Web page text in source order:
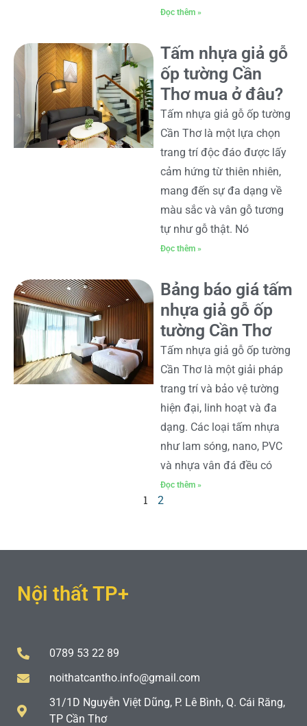
Đọc thêm »
Tấm nhựa giả gỗ
ốp tường Cần
Thơ mua ở đâu?
Tấm nhựa giả gỗ ốp tường
Cần Thơ là một lựa chọn
trang trí độc đáo được lấy
cảm hứng từ thiên nhiên,
mang đến sự đa dạng về
màu sắc và vân gỗ tương
tự như gỗ thật. Nó
Đọc thêm »
Bảng báo giá tấm
nhựa giả gỗ ốp
tường Cần Thơ
Tấm nhựa giả gỗ ốp tường
Cần Thơ là một giải pháp
trang trí và bảo vệ tường
hiện đại, linh hoạt và đa
dạng. Các loại tấm nhựa
như lam sóng, nano, PVC
và nhựa vân đá đều có
Đọc thêm »
1 2
Nội thất TP+
0789 53 22 89
noithatcantho.info@gmail.com
31/1D Nguyễn Việt Dũng, P. Lê Bình, Q. Cái Răng,
TP Cần Thơ